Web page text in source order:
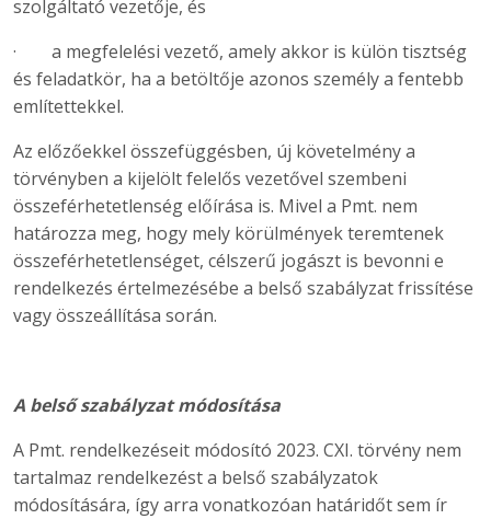
szolgáltató vezetője, és
· a megfelelési vezető, amely akkor is külön tisztség
és feladatkör, ha a betöltője azonos személy a fentebb
említettekkel.
Az előzőekkel összefüggésben, új követelmény a
törvényben a kijelölt felelős vezetővel szembeni
összeférhetetlenség előírása is. Mivel a Pmt. nem
határozza meg, hogy mely körülmények teremtenek
összeférhetetlenséget, célszerű jogászt is bevonni e
rendelkezés értelmezésébe a belső szabályzat frissítése
vagy összeállítása során.
A belső szabályzat módosítása
A Pmt. rendelkezéseit módosító 2023. CXI. törvény nem
tartalmaz rendelkezést a belső szabályzatok
módosítására, így arra vonatkozóan határidőt sem ír